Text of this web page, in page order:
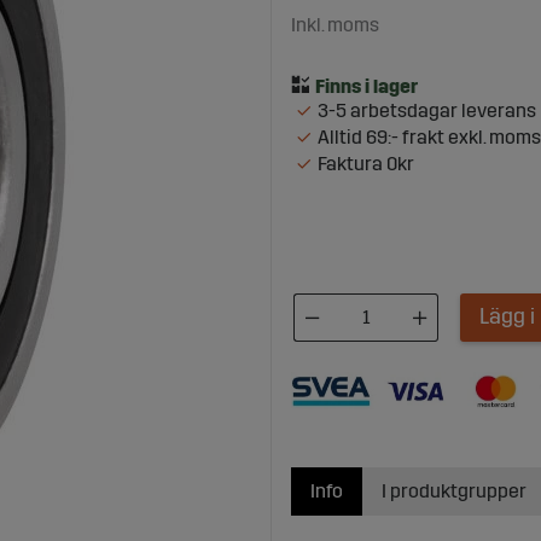
Inkl. moms
3-5 arbetsdagar leverans
Alltid 69:- frakt exkl. moms
Faktura 0kr
Lägg
Info I produktgrupper